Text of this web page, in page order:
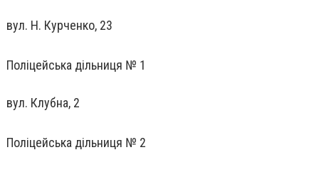
вул. Н. Курченко, 23
Поліцейська дільниця № 1
вул. Клубна, 2
Поліцейська дільниця № 2